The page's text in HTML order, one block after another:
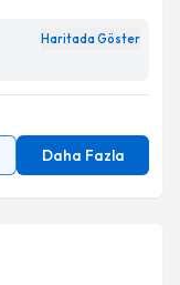
Haritada Göster
Daha Fazla